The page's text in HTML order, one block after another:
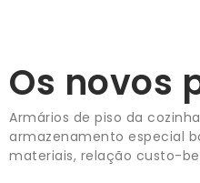
Os novos
Armários de piso da
armazenamento especial
materiais, relação custo-